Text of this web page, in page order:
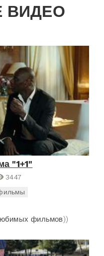
ВИДЕО
"1+1"
3447
фильмов))